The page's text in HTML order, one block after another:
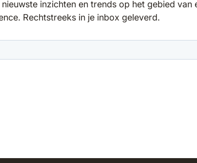
inzichten en trends op het gebied van
Rechtstreeks in je inbox geleverd.